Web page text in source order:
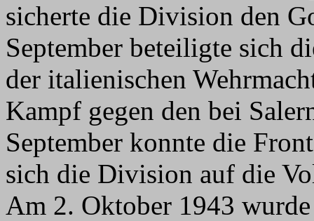
sicherte die Division den
September beteiligte sich
der italienischen
Kampf gegen den bei
September konnte die
sich die Division auf die
Am 2. Oktober 1943